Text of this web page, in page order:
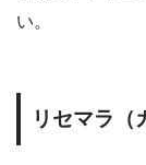
い。
リセマラ（